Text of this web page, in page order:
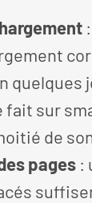
quelques
fait sur
de
pages :